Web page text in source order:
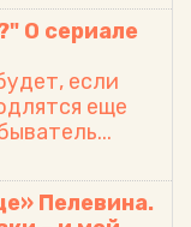
О сериале
если
еще
Пелевина.